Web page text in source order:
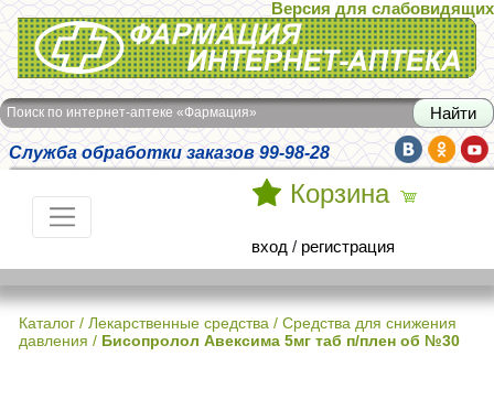
Интернет-аптека Фармация
Версия для слабовидящих
Поиск по интернет-аптеке «Фармация»
Служба обработки заказов 99-98-28
Корзина
вход / регистрация
Каталог / Лекарственные средства / Средства для снижения
давления / Бисопролол Авексима 5мг таб п/плен об №30